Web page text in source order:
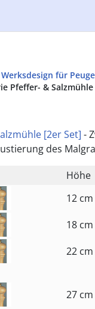
für
Pfeffer- &
[2er Set] -
des
Höhe
12 cm
18 cm
22 cm
27 cm